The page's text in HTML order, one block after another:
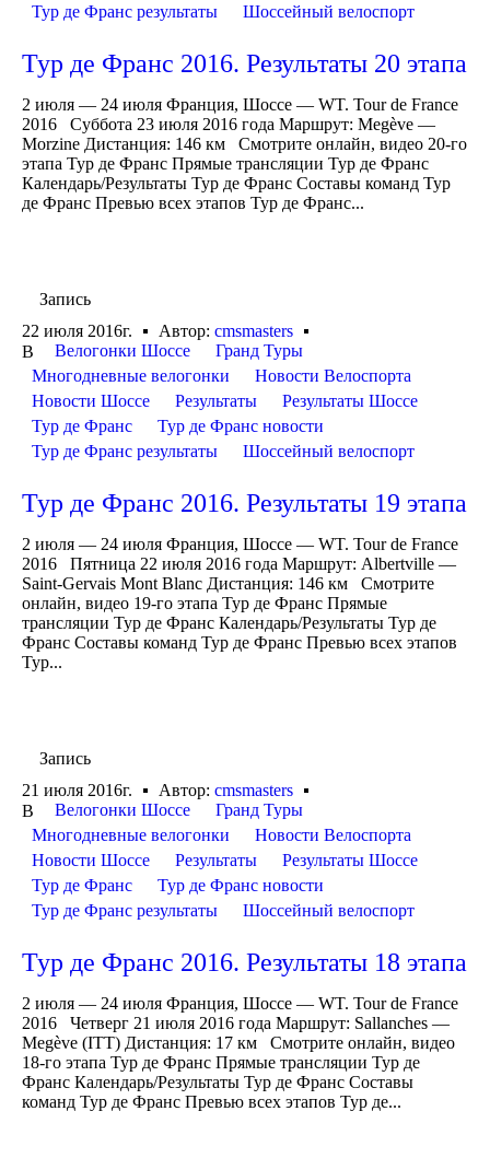
Тур де Франс результаты
Шоссейный велоспорт
Тур де Франс 2016. Результаты 20 этапа
2 июля — 24 июля Франция, Шоссе — WT. Tour de France
2016 Суббота 23 июля 2016 года Маршрут: Megève —
Morzine Дистанция: 146 км Смотрите онлайн, видео 20-го
этапа Тур де Франс Прямые трансляции Тур де Франс
Календарь/Результаты Тур де Франс Составы команд Тур
де Франс Превью всех этапов Тур де Франс...
Запись
22 июля 2016г.
Автор: cmsmasters
В
Велогонки Шоссе
Гранд Туры
Многодневные велогонки
Новости Велоспорта
Новости Шоссе
Результаты
Результаты Шоссе
Тур де Франс
Тур де Франс новости
Тур де Франс результаты
Шоссейный велоспорт
Тур де Франс 2016. Результаты 19 этапа
2 июля — 24 июля Франция, Шоссе — WT. Tour de France
2016 Пятница 22 июля 2016 года Маршрут: Albertville —
Saint-Gervais Mont Blanc Дистанция: 146 км Смотрите
онлайн, видео 19-го этапа Тур де Франс Прямые
трансляции Тур де Франс Календарь/Результаты Тур де
Франс Составы команд Тур де Франс Превью всех этапов
Тур...
Запись
21 июля 2016г.
Автор: cmsmasters
В
Велогонки Шоссе
Гранд Туры
Многодневные велогонки
Новости Велоспорта
Новости Шоссе
Результаты
Результаты Шоссе
Тур де Франс
Тур де Франс новости
Тур де Франс результаты
Шоссейный велоспорт
Тур де Франс 2016. Результаты 18 этапа
2 июля — 24 июля Франция, Шоссе — WT. Tour de France
2016 Четверг 21 июля 2016 года Маршрут: Sallanches —
Megève (ITT) Дистанция: 17 км Смотрите онлайн, видео
18-го этапа Тур де Франс Прямые трансляции Тур де
Франс Календарь/Результаты Тур де Франс Составы
команд Тур де Франс Превью всех этапов Тур де...